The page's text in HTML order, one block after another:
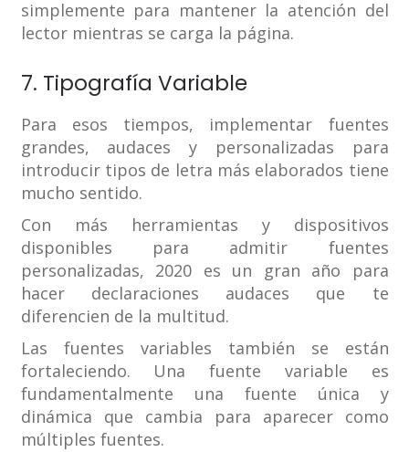
simplemente para mantener la atención del
lector mientras se carga la página.
7. Tipografía Variable
Para esos tiempos, implementar fuentes
grandes, audaces y personalizadas para
introducir tipos de letra más elaborados tiene
mucho sentido.
Con más herramientas y dispositivos
disponibles para admitir fuentes
personalizadas, 2020 es un gran año para
hacer declaraciones audaces que te
diferencien de la multitud.
Las fuentes variables también se están
fortaleciendo. Una fuente variable es
fundamentalmente una fuente única y
dinámica que cambia para aparecer como
múltiples fuentes.